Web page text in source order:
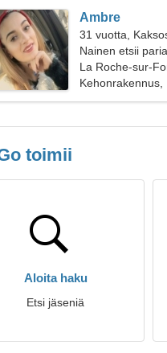
Ambre
31 vuotta,
Nainen etsii paria
La Roche-sur-
Kehonrakennus,
toimii
Aloita haku
Etsi jäseniä